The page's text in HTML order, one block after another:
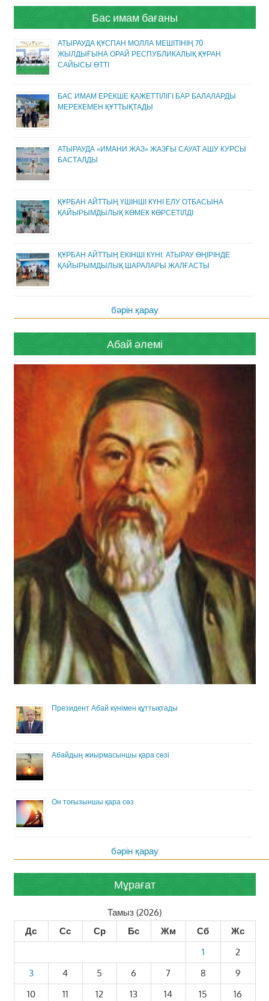
Бас имам бағаны
АТЫРАУДА ҚҰСПАН МОЛЛА МЕШІТІНІҢ 70
ЖЫЛДЫҒЫНА ОРАЙ РЕСПУБЛИКАЛЫҚ ҚҰРАН
САЙЫСЫ ӨТТІ
БАС ИМАМ ЕРЕКШЕ ҚАЖЕТТІЛІГІ БАР БАЛАЛАРДЫ
МЕРЕКЕМЕН ҚҰТТЫҚТАДЫ
АТЫРАУДА «ИМАНИ ЖАЗ» ЖАЗҒЫ САУАТ АШУ КУРСЫ
БАСТАЛДЫ
ҚҰРБАН АЙТТЫҢ ҮШІНШІ КҮНІ ЕЛУ ОТБАСЫНА
ҚАЙЫРЫМДЫЛЫҚ КӨМЕК КӨРСЕТІЛДІ
ҚҰРБАН АЙТТЫҢ ЕКІНШІ КҮНІ: АТЫРАУ ӨҢІРІНДЕ
ҚАЙЫРЫМДЫЛЫҚ ШАРАЛАРЫ ЖАЛҒАСТЫ
бәрін қарау
Абай әлемі
Президент Абай күнімен құттықтады
Абайдың жиырмасыншы қара сөзі
Он тоғызыншы қара сөз
бәрін қарау
Мұрағат
Тамыз (2026)
Дс
Сс Ср Бс Жм Сб
Жс
1
2
3
4 5 6 7 8
9
10
11 12 13 14 15
16